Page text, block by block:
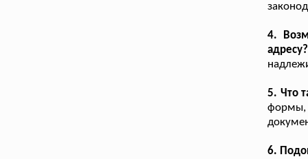
4.
адресу?
5. Что
формы,
6.